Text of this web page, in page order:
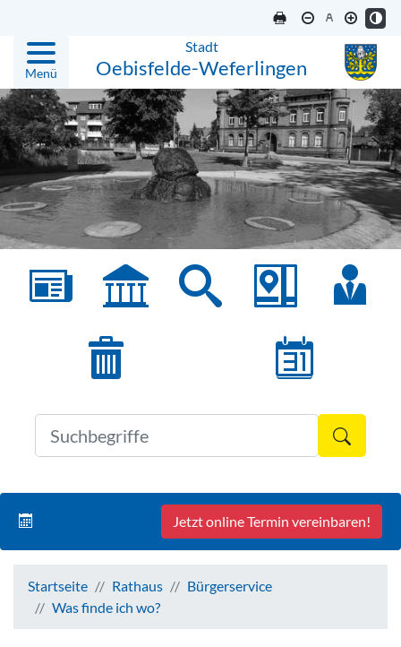
Menü
Stadt
Oebisfelde-Weferlingen
Jetzt online Termin vereinbaren!
Startseite Rathaus
Bürgerservice
Was finde ich wo?